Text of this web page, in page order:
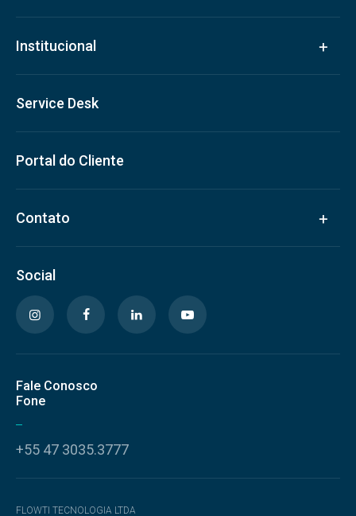
Institucional
Service Desk
Portal do Cliente
Contato
Social
Fale Conosco
Fone
+55 47 3035.3777
FLOWTI TECNOLOGIA LTDA